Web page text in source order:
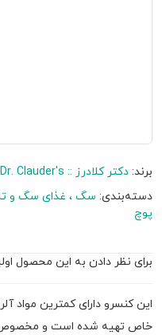
برند: دکتر کلادرز :: Dr. Clauder's
دسته‌بندی: سگ غذای سگ و
پوچ
برای نظر دادن به این محصول
این کنسرو دارای کمترین مواد
خاص تهیه شده است و